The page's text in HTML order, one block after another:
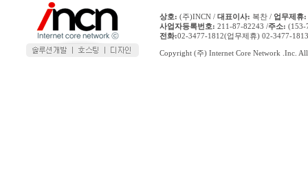
상호: (주)INCN / 대표이사: 복찬 / 업무제휴:
사업자등록번호: 211-87-82243 /주소: (153-
전화:02-3477-1812(업무제휴) 02-3477-
Copyright (주) Internet Core Network .Inc.